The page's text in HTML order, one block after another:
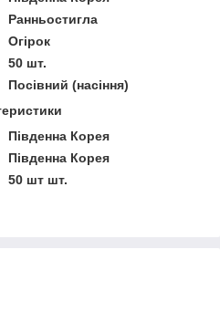
Ранньостигла
Огірок
50 шт.
Посівний (насіння)
Південна Корея
Південна Корея
50 шт шт.